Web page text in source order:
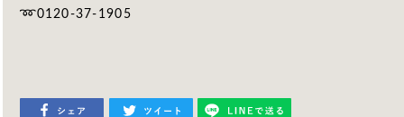
➿0120-37-1905